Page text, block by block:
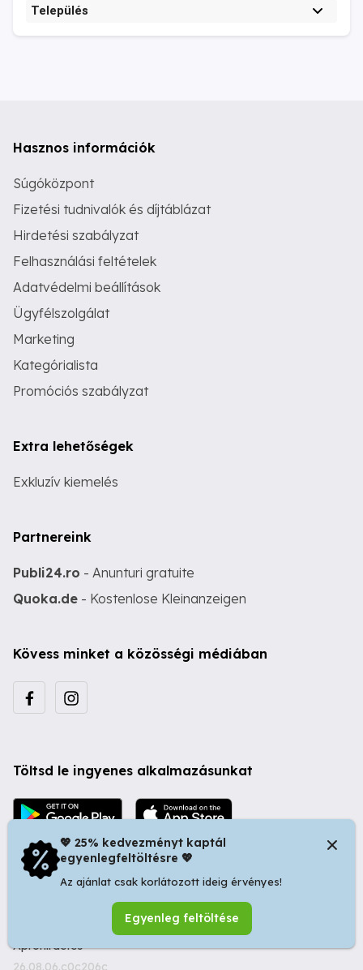
Település
Hasznos információk
Súgóközpont
Fizetési tudnivalók és díjtáblázat
Hirdetési szabályzat
Felhasználási feltételek
Adatvédelmi beállítások
Ügyfélszolgálat
Marketing
Kategórialista
Promóciós szabályzat
Extra lehetőségek
Exkluzív kiemelés
Partnereink
Publi24.ro - Anunturi gratuite
Quoka.de - Kostenlose Kleinanzeigen
Kövess minket a közösségi médiában
Töltsd le ingyenes alkalmazásunkat
© 2026 Startapró S.R.L. | Bulevardul Dacia nr 34, Oradea
410346, Romania | Tax ID: RO44483373 -
Ingyenes
Apróhirdetés
26.08.06.c0c206c
💖 25% kedvezményt kaptál
egyenlegfeltöltésre 💖
Az ajánlat csak korlátozott ideig érvényes!
Egyenleg feltöltése